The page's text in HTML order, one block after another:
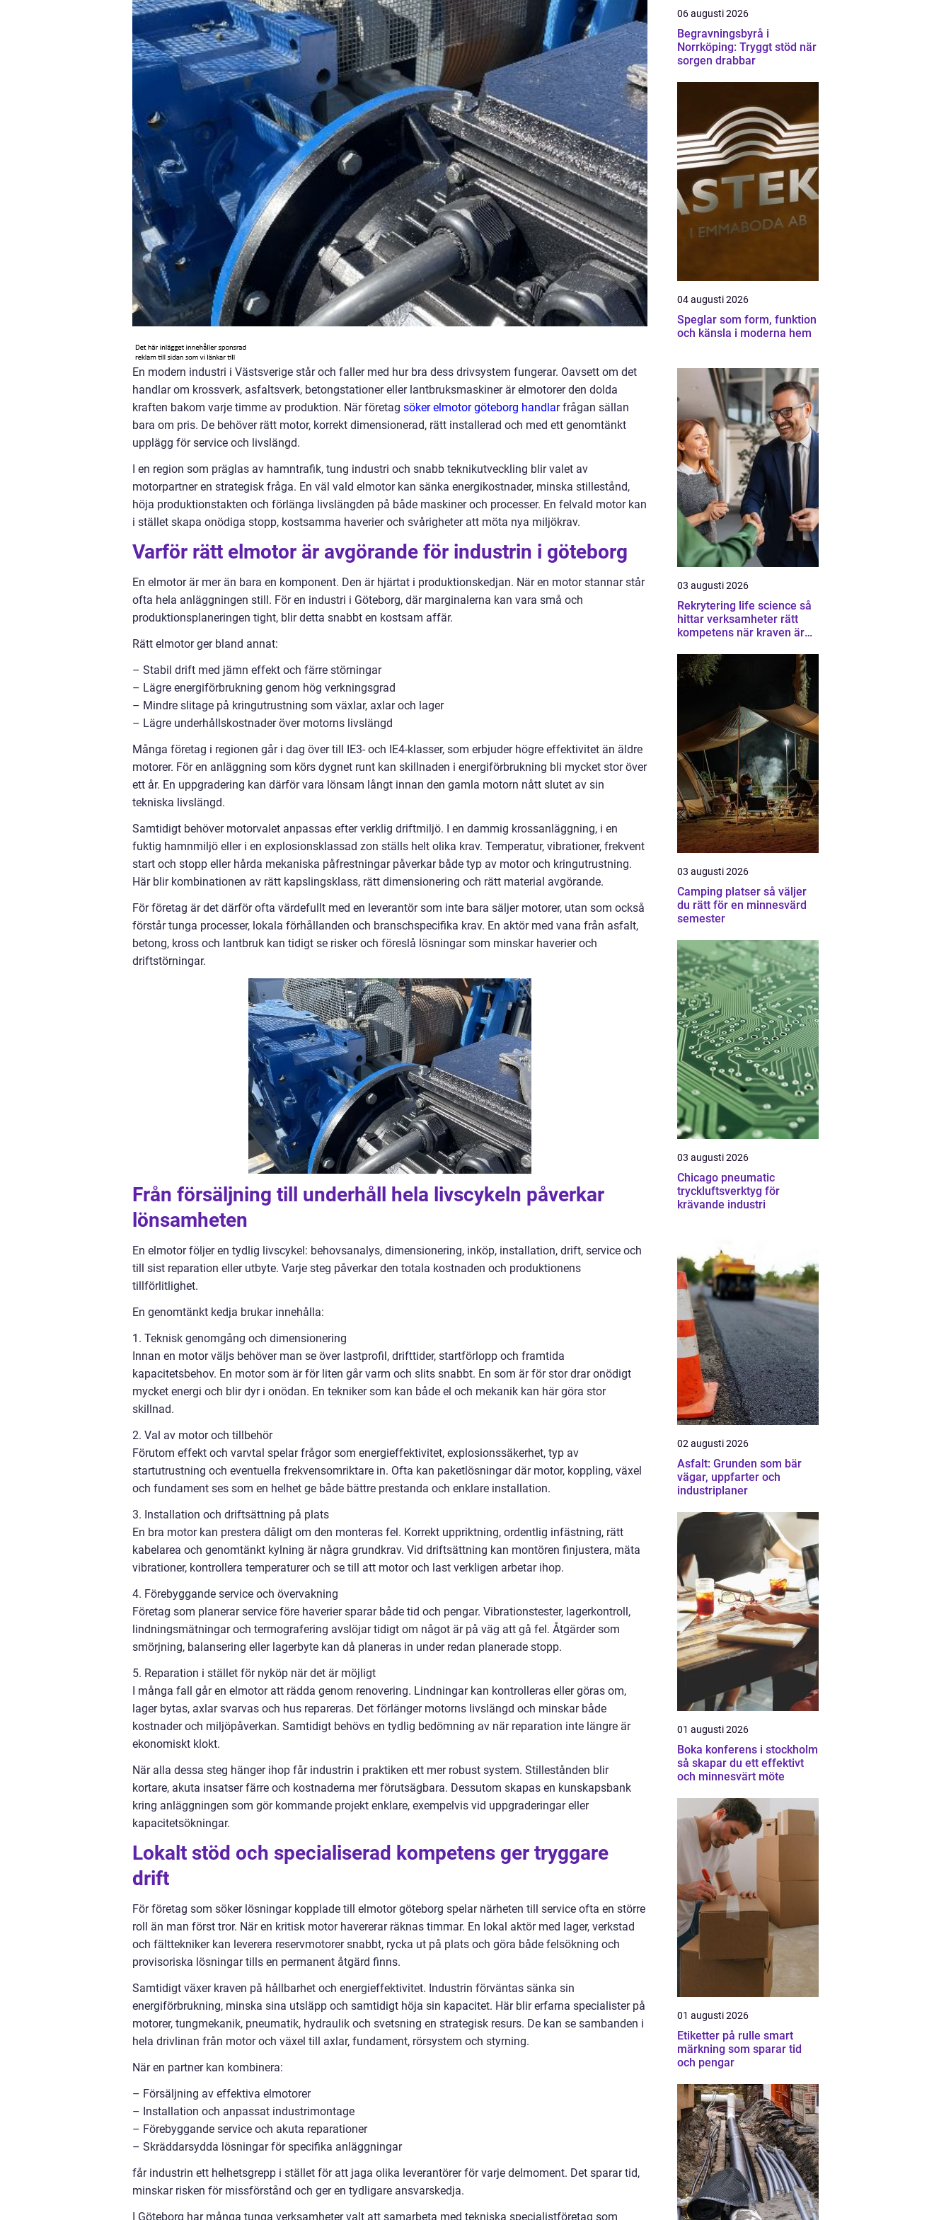
En modern industri i Västsverige står och faller med hur bra dess drivsystem fungerar. Oavsett om det
handlar om krossverk, asfaltsverk, betongstationer eller lantbruksmaskiner är elmotorer den dolda
kraften bakom varje timme av produktion. När företag söker elmotor göteborg handlarfrågan sällan
bara om pris. De behöver rätt motor, korrekt dimensionerad, rätt installerad och med ett genomtänkt
upplägg för service och livslängd.
I en region som präglas av hamntrafik, tung industri och snabb teknikutveckling blir valet av
motorpartner en strategisk fråga. En väl vald elmotor kan sänka energikostnader, minska stillestånd,
höja produktionstakten och förlänga livslängden på både maskiner och processer. En felvald motor kan
i stället skapa onödiga stopp, kostsamma haverier och svårigheter att möta nya miljökrav.
Varför rätt elmotor är avgörande för industrin i göteborg
En elmotor är mer än bara en komponent. Den är hjärtat i produktionskedjan. När en motor stannar står
ofta hela anläggningen still. För en industri i Göteborg, där marginalerna kan vara små och
produktionsplaneringen tight, blir detta snabbt en kostsam affär.
Rätt elmotor ger bland annat:
– Stabil drift med jämn effekt och färre störningar
– Lägre energiförbrukning genom hög verkningsgrad
– Mindre slitage på kringutrustning som växlar, axlar och lager
– Lägre underhållskostnader över motorns livslängd
Många företag i regionen går i dag över till IE3- och IE4-klasser, som erbjuder högre effektivitet än äldre
motorer. För en anläggning som körs dygnet runt kan skillnaden i energiförbrukning bli mycket stor över
ett år. En uppgradering kan därför vara lönsam långt innan den gamla motorn nått slutet av sin
tekniska livslängd.
Samtidigt behöver motorvalet anpassas efter verklig driftmiljö. I en dammig krossanläggning, i en
fuktig hamnmiljö eller i en explosionsklassad zon ställs helt olika krav. Temperatur, vibrationer, frekvent
start och stopp eller hårda mekaniska påfrestningar påverkar både typ av motor och kringutrustning.
Här blir kombinationen av rätt kapslingsklass, rätt dimensionering och rätt material avgörande.
För företag är det därför ofta värdefullt med en leverantör som inte bara säljer motorer, utan som också
förstår tunga processer, lokala förhållanden och branschspecifika krav. En aktör med vana från asfalt,
betong, kross och lantbruk kan tidigt se risker och föreslå lösningar som minskar haverier och
driftstörningar.
Från försäljning till underhåll hela livscykeln påverkar
lönsamheten
En elmotor följer en tydlig livscykel: behovsanalys, dimensionering, inköp, installation, drift, service och
till sist reparation eller utbyte. Varje steg påverkar den totala kostnaden och produktionens
tillförlitlighet.
En genomtänkt kedja brukar innehålla:
1. Teknisk genomgång och dimensionering
Innan en motor väljs behöver man se över lastprofil, drifttider, startförlopp och framtida
kapacitetsbehov. En motor som är för liten går varm och slits snabbt. En som är för stor drar onödigt
mycket energi och blir dyr i onödan. En tekniker som kan både el och mekanik kan här göra stor
skillnad.
2. Val av motor och tillbehör
Förutom effekt och varvtal spelar frågor som energieffektivitet, explosionssäkerhet, typ av
startutrustning och eventuella frekvensomriktare in. Ofta kan paketlösningar där motor, koppling, växel
och fundament ses som en helhet ge både bättre prestanda och enklare installation.
3. Installation och driftsättning på plats
En bra motor kan prestera dåligt om den monteras fel. Korrekt uppriktning, ordentlig infästning, rätt
kabelarea och genomtänkt kylning är några grundkrav. Vid driftsättning kan montören finjustera, mäta
vibrationer, kontrollera temperaturer och se till att motor och last verkligen arbetar ihop.
4. Förebyggande service och övervakning
Företag som planerar service före haverier sparar både tid och pengar. Vibrationstester, lagerkontroll,
lindningsmätningar och termografering avslöjar tidigt om något är på väg att gå fel. Åtgärder som
smörjning, balansering eller lagerbyte kan då planeras in under redan planerade stopp.
5. Reparation i stället för nyköp när det är möjligt
I många fall går en elmotor att rädda genom renovering. Lindningar kan kontrolleras eller göras om,
lager bytas, axlar svarvas och hus repareras. Det förlänger motorns livslängd och minskar både
kostnader och miljöpåverkan. Samtidigt behövs en tydlig bedömning av när reparation inte längre är
ekonomiskt klokt.
När alla dessa steg hänger ihop får industrin i praktiken ett mer robust system. Stillestånden blir
kortare, akuta insatser färre och kostnaderna mer förutsägbara. Dessutom skapas en kunskapsbank
kring anläggningen som gör kommande projekt enklare, exempelvis vid uppgraderingar eller
kapacitetsökningar.
Lokalt stöd och specialiserad kompetens ger tryggare
drift
För företag som söker lösningar kopplade till elmotor göteborg spelar närheten till service ofta en större
roll än man först tror. När en kritisk motor havererar räknas timmar. En lokal aktör med lager, verkstad
och fälttekniker kan leverera reservmotorer snabbt, rycka ut på plats och göra både felsökning och
provisoriska lösningar tills en permanent åtgärd finns.
Samtidigt växer kraven på hållbarhet och energieffektivitet. Industrin förväntas sänka sin
energiförbrukning, minska sina utsläpp och samtidigt höja sin kapacitet. Här blir erfarna specialister på
motorer, tungmekanik, pneumatik, hydraulik och svetsning en strategisk resurs. De kan se sambanden i
hela drivlinan från motor och växel till axlar, fundament, rörsystem och styrning.
När en partner kan kombinera:
– Försäljning av effektiva elmotorer
– Installation och anpassat industrimontage
– Förebyggande service och akuta reparationer
– Skräddarsydda lösningar för specifika anläggningar
får industrin ett helhetsgrepp i stället för att jaga olika leverantörer för varje delmoment. Det sparar tid,
minskar risken för missförstånd och ger en tydligare ansvarskedja.
I Göteborg har många tunga verksamheter valt att samarbeta med tekniska specialistföretag som
06 augusti 2026
Begravningsbyrå i
Norrköping: Tryggt stöd när
sorgen drabbar
04 augusti 2026
Speglar som form, funktion
och känsla i moderna hem
03 augusti 2026
Rekrytering life science så
hittar verksamheter rätt
kompetens när kraven är
03 augusti 2026
Camping platser så väljer
du rätt för en minnesvärd
semester
03 augusti 2026
Chicago pneumatic
tryckluftsverktyg för
krävande industri
02 augusti 2026
Asfalt: Grunden som bär
vägar, uppfarter och
industriplaner
01 augusti 2026
Boka konferens i stockholm
så skapar du ett effektivt
och minnesvärt möte
01 augusti 2026
Etiketter på rulle smart
märkning som sparar tid
och pengar